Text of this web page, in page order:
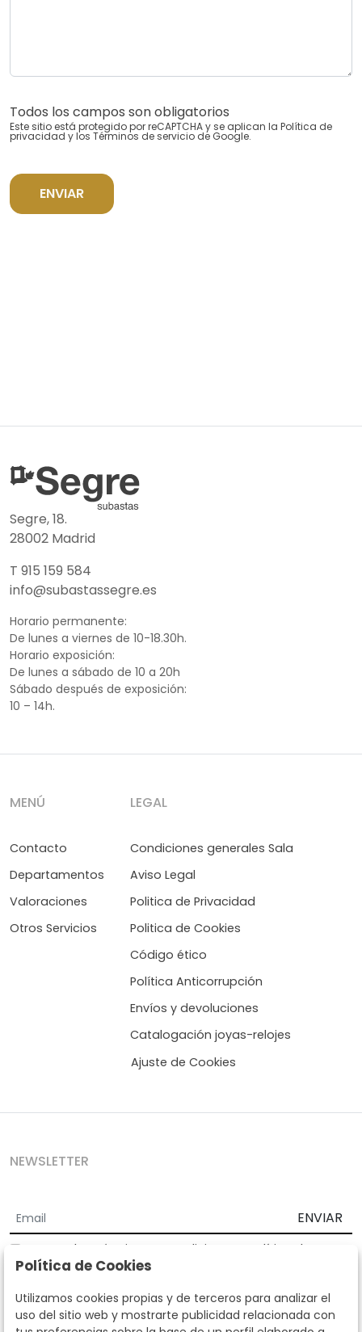
Todos los campos son obligatorios
Este sitio está protegido por reCAPTCHA y se aplican la Política de
privacidad y los Términos de servicio de Google.
ENVIAR
Segre, 18.
28002 Madrid
T 915 159 584
info@subastassegre.es
Horario permanente:
De lunes a viernes de 10-18.30h.
Horario exposición:
De lunes a sábado de 10 a 20h
Sábado después de exposición:
10 – 14h.
MENÚ
Contacto
Departamentos
Valoraciones
Otros Servicios
LEGAL
Condiciones generales Sala
Aviso Legal
Politica de Privacidad
Politica de Cookies
Código ético
Política Anticorrupción
Envíos y devoluciones
Catalogación joyas-relojes
Ajuste de Cookies
NEWSLETTER
ENVIAR
Acepto los Términos y Condiciones
Política de
privacidad
Según la LOPD y disposiciones de desarrollo, informamos que sus
datos personales serán tratados por parte de Subastas Segre con la
finalidad de gestionar la relación comercial. Puede ejercitar los
Política de Cookies
Utilizamos cookies propias y de terceros para analizar el
uso del sitio web y mostrarte publicidad relacionada con